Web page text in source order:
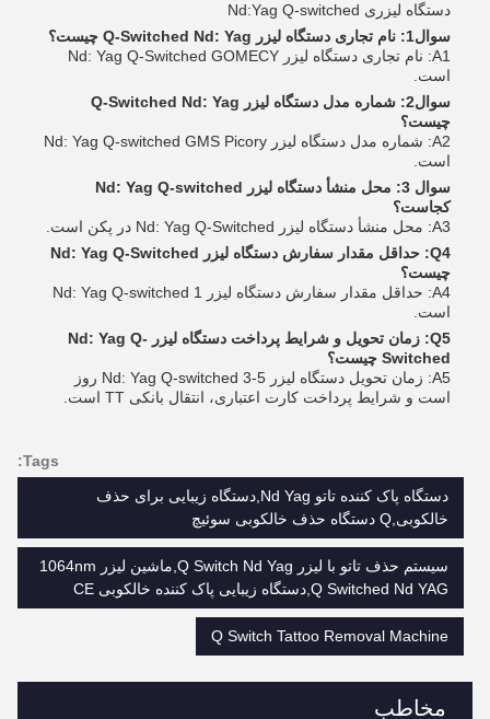
مخاطب
دستگاه لیزری Nd:Yag Q-switched
سوال1: نام تجاری دستگاه لیزر Q-Switched Nd: Yag چیست؟
A1: نام تجاری دستگاه لیزر Nd: Yag Q-Switched GOMECY
است.
سوال2: شماره مدل دستگاه لیزر Q-Switched Nd: Yag
چیست؟
A2: شماره مدل دستگاه لیزر Nd: Yag Q-switched GMS Picory
است.
سوال 3: محل منشأ دستگاه لیزر Nd: Yag Q-switched
کجاست؟
A3: محل منشأ دستگاه لیزر Nd: Yag Q-Switched در پکن است.
Q4: حداقل مقدار سفارش دستگاه لیزر Nd: Yag Q-Switched
چیست؟
A4: حداقل مقدار سفارش دستگاه لیزر Nd: Yag Q-switched 1
است.
Q5: زمان تحویل و شرایط پرداخت دستگاه لیزر Nd: Yag Q-
Switched چیست؟
A5: زمان تحویل دستگاه لیزر Nd: Yag Q-switched 3-5 روز
است و شرایط پرداخت کارت اعتباری، انتقال بانکی TT است.
Tags:
دستگاه پاک کننده تاتو Nd Yag,دستگاه زیبایی برای حذف
خالکوبی,Q دستگاه حذف خالکوبی سوئیچ
سیستم حذف تاتو با لیزر Q Switch Nd Yag,ماشین لیزر 1064nm
Q Switched Nd YAG,دستگاه زیبایی پاک کننده خالکوبی CE
Q Switch Tattoo Removal Machine